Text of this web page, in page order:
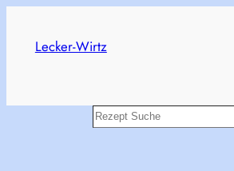
springen
Lecker-Wirtz